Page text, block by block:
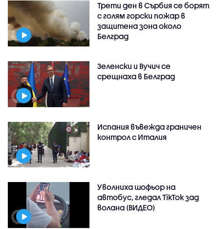
Трети ден в Сърбия се борят
с голям горски пожар в
защитена зона около
Белград
Зеленски и Вучич се
срещнаха в Белград
Испания въвежда граничен
контрол с Италия
Уволниха шофьор на
автобус, гледал TikTok зад
волана (ВИДЕО)